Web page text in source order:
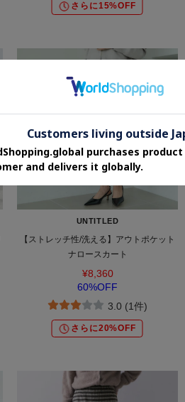
さらに15%OFF
UNTITLED
【ストレッチ性/洗える】アウトポケット
ナロースカート
¥8,360
60%OFF
3.0 (1件)
さらに20%OFF